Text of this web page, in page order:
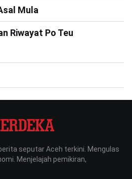
Mula
Riwayat Po Teu
seputar Aceh terkini. Mengulas
Menjelajah pemikiran,